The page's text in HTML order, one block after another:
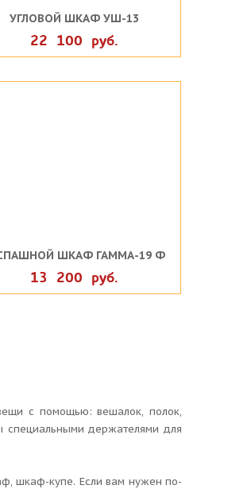
УГЛОВОЙ ШКАФ УШ-13
22 100 руб.
ШКАФ ГАММА-19 Ф
13 200 руб.
c помощью: вешалок, полок,
держателями для
шкаф-купе. Если вам нужен по-